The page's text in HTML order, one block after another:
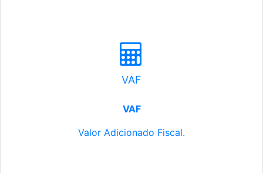
VAF
VAF
Valor Adicionado Fiscal.